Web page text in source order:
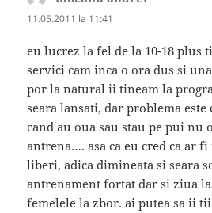
11.05.2011 la 11:41
eu lucrez la fel de la 10-18 plus
servici cam inca o ora dus si
por la natural ii tineam la
seara lansati, dar problema este
cand au oua sau stau pe pui nu
antrena…. asa ca eu cred ca ar
liberi, adica dimineata si seara
antrenament fortat dar si ziua
femelele la zbor. ai putea sa ii